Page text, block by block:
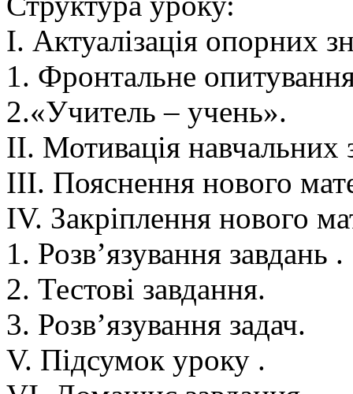
I. Актуалізація опорних
1. Фронтальне
2.«Учитель – учень».
II. Мотивація навчальних
III. Пояснення нового
IV. Закріплення нового
1. Розв’язування завдань .
2. Тестові завдання.
3. Розв’язування задач.
V. Підсумок уроку .